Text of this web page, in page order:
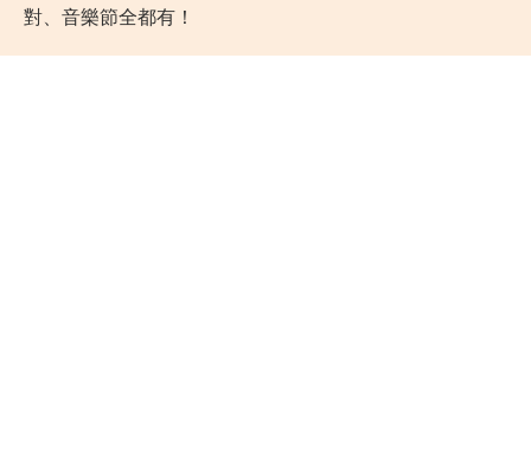
對、音樂節全都有！